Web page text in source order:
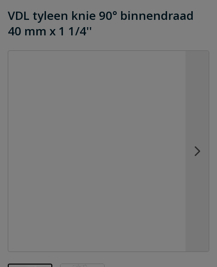
VDL tyleen knie 90° binnendraad
40 mm x 1 1/4''